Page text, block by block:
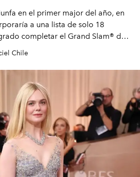
en el primer major del año, en
a una lista de solo 18
completar el Grand Slam® de
Roger Federer, todos miembros de
Chile